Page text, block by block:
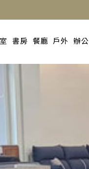
書房 餐廳 戶外 辦公